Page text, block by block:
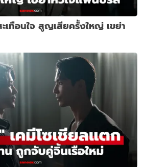
ะเทือนใจ สูญเสียครั้งใหญ่ เขย่า